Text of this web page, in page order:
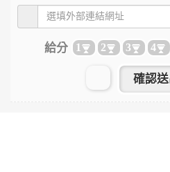
給分 1 2 3 4